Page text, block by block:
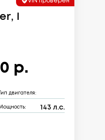
I
р.
Тип двигателя:
143 л.с.